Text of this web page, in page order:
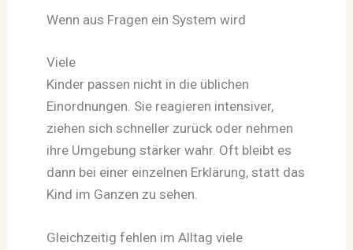
Wenn aus Fragen ein System wird
Viele
Kinder passen nicht in die üblichen
Einordnungen. Sie reagieren intensiver,
ziehen sich schneller zurück oder nehmen
ihre Umgebung stärker wahr. Oft bleibt es
dann bei einer einzelnen Erklärung, statt das
Kind im Ganzen zu sehen.
Gleichzeitig fehlen im Alltag viele